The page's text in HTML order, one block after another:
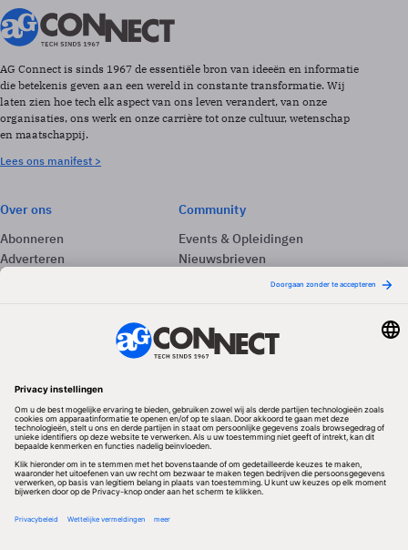
AG Connect is sinds 1967 de essentiële bron van ideeën en informatie
die betekenis geven aan een wereld in constante transformatie. Wij
laten zien hoe tech elk aspect van ons leven verandert, van onze
organisaties, ons werk en onze carrière tot onze cultuur, wetenschap
en maatschappij.
Lees ons manifest >
Over ons
Abonneren
Adverteren
Community
Events & Opleidingen
Nieuwsbrieven
Redactionele partner